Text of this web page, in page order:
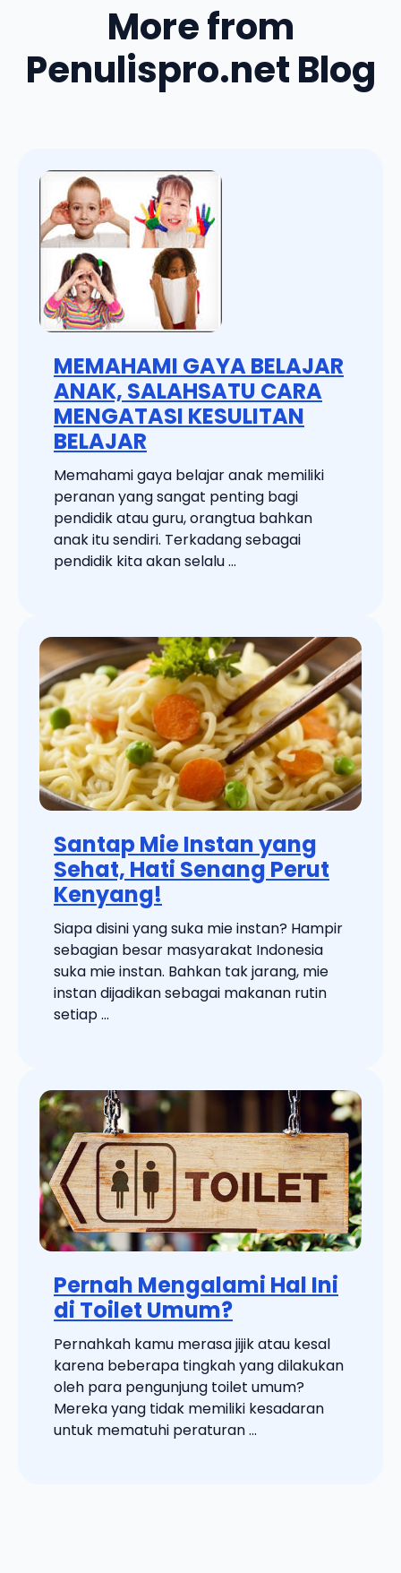
More from
Penulispro.net Blog
MEMAHAMI GAYA BELAJAR
ANAK, SALAHSATU CARA
MENGATASI KESULITAN
BELAJAR
Memahami gaya belajar anak memiliki
peranan yang sangat penting bagi
pendidik atau guru, orangtua bahkan
anak itu sendiri. Terkadang sebagai
pendidik kita akan selalu ...
Santap Mie Instan yang
Sehat, Hati Senang Perut
Kenyang!
Siapa disini yang suka mie instan? Hampir
sebagian besar masyarakat Indonesia
suka mie instan. Bahkan tak jarang, mie
instan dijadikan sebagai makanan rutin
setiap ...
Pernah Mengalami Hal Ini
di Toilet Umum?
Pernahkah kamu merasa jijik atau kesal
karena beberapa tingkah yang dilakukan
oleh para pengunjung toilet umum?
Mereka yang tidak memiliki kesadaran
untuk mematuhi peraturan ...